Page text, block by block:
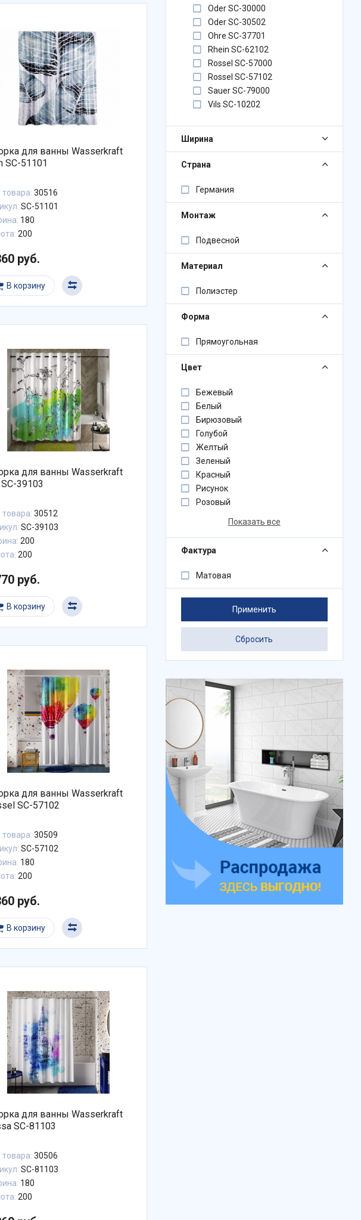
для ванны Wasserkraft
SC-51101
товара: 30516
SC-51101
180
200
руб.
В корзину
для ванны Wasserkraft
39103
товара: 30512
SC-39103
200
200
руб.
В корзину
для ванны Wasserkraft
SC-57102
товара: 30509
SC-57102
180
200
руб.
В корзину
для ванны Wasserkraft
SC-81103
товара: 30506
SC-81103
180
200
Oder SC-30000
Oder SC-30502
Ohre SC-37701
Rhein SC-62102
Rossel SC-57000
Rossel SC-57102
Sauer SC-79000
Vils SC-10202
Ширина
Страна
Германия
Монтаж
Подвесной
Материал
Полиэстер
Форма
Прямоугольная
Цвет
Бежевый
Белый
Бирюзовый
Голубой
Желтый
Зеленый
Красный
Рисунок
Розовый
Показать все
Фактура
Матовая
Применить
Сбросить